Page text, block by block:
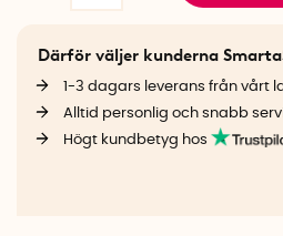
Därför väljer kunderna
1-3 dagars leverans från vårt
Alltid personlig och snabb
Högt kundbetyg hos